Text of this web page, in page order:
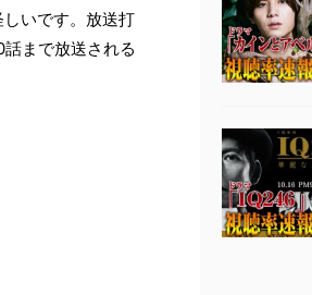
いです。放送打
まで放送される